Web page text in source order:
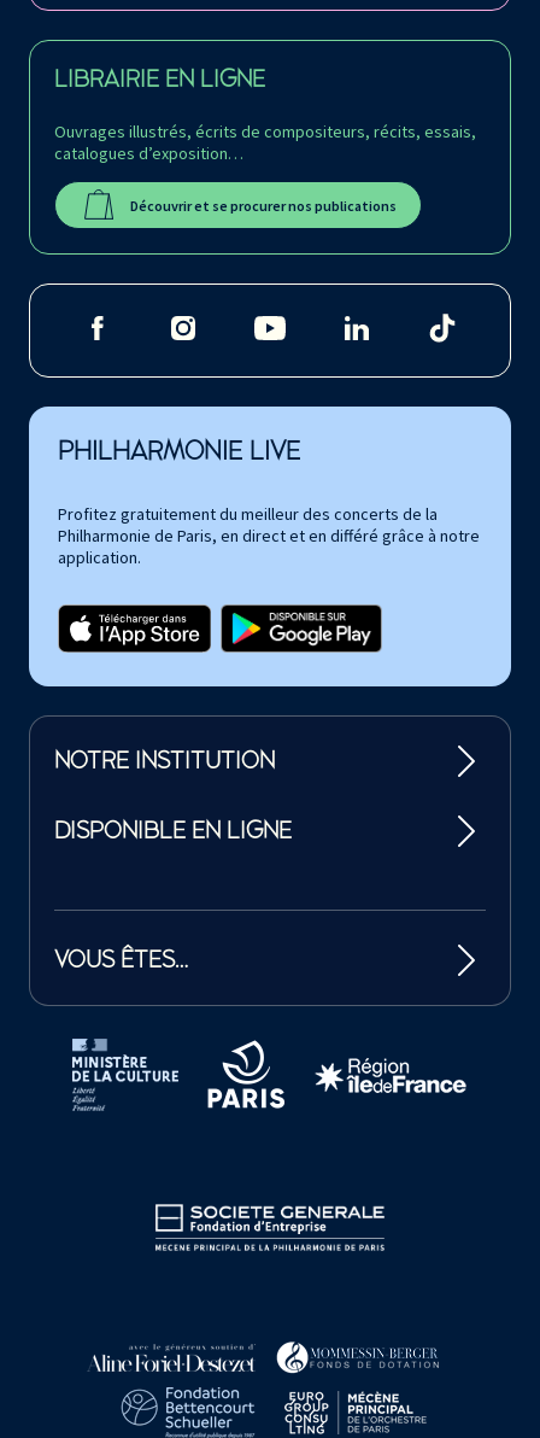
LIBRAIRIE EN LIGNE
Ouvrages illustrés, écrits de compositeurs, récits, essais,
catalogues d’exposition…
Découvrir et se procurer nos publications
PHILHARMONIE LIVE
Profitez gratuitement du meilleur des concerts de la
Philharmonie de Paris, en direct et en différé grâce à notre
application.
NOTRE INSTITUTION
DISPONIBLE EN LIGNE
VOUS ÊTES…
Tutelles et mécènes de la Philharmonie de Paris